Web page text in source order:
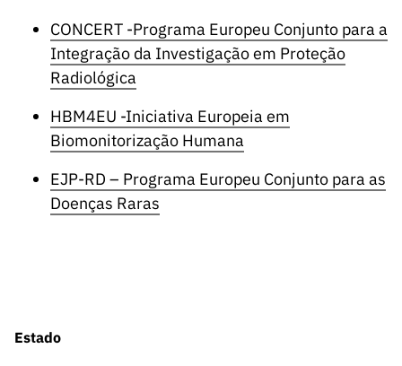
“Ciência +
Capacitaç
ão”
CONCERT -Programa Europeu Conjunto para a
Integração da Investigação em Proteção
Radiológica
HBM4EU -Iniciativa Europeia em
Biomonitorização Humana
EJP-RD – Programa Europeu Conjunto para as
Doenças Raras
Estado